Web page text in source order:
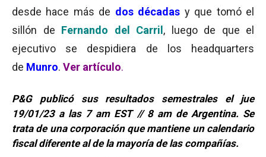
desde hace más de dos décadas y que tomó el
sillón de Fernando del Carril , luego de que el
ejecutivo se despidiera de los headquarters
de Munro. Ver artículo.
P&G publicó sus resultados semestrales el jue
19/01/23 a las 7 am EST // 8 am de Argentina. Se
trata de una corporación que mantiene un calendario
fiscal diferente al de la mayoría de las compañías.